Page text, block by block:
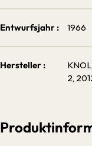
Entwurfsjahr : 1966
Hersteller :
2,